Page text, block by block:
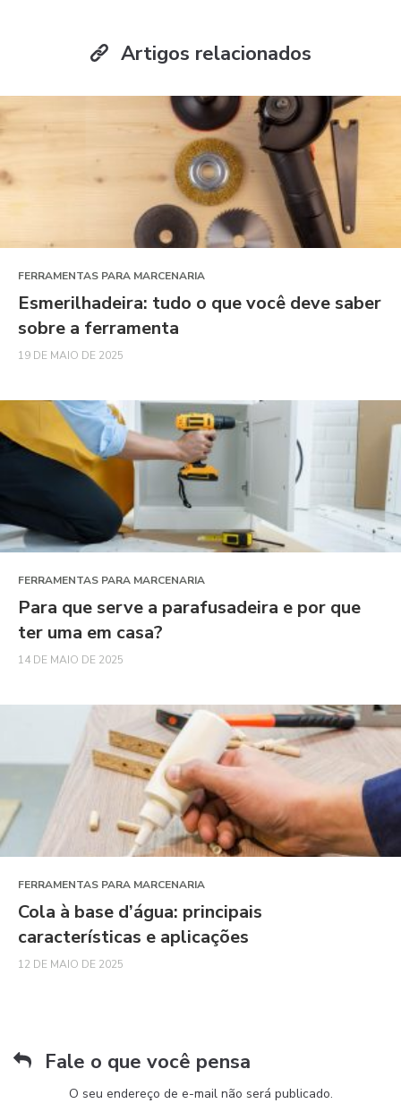
Artigos relacionados
FERRAMENTAS PARA MARCENARIA
Esmerilhadeira: tudo o que você deve saber
sobre a ferramenta
19 DE MAIO DE 2025
FERRAMENTAS PARA MARCENARIA
Para que serve a parafusadeira e por que
ter uma em casa?
14 DE MAIO DE 2025
FERRAMENTAS PARA MARCENARIA
Cola à base d’água: principais
características e aplicações
12 DE MAIO DE 2025
Fale o que você pensa
O seu endereço de e-mail não será publicado.